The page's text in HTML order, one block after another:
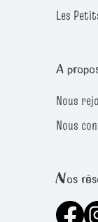
Les
A
Nous
Nous
Nos